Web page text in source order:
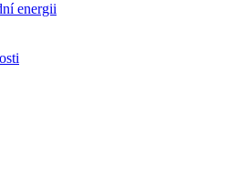
energii